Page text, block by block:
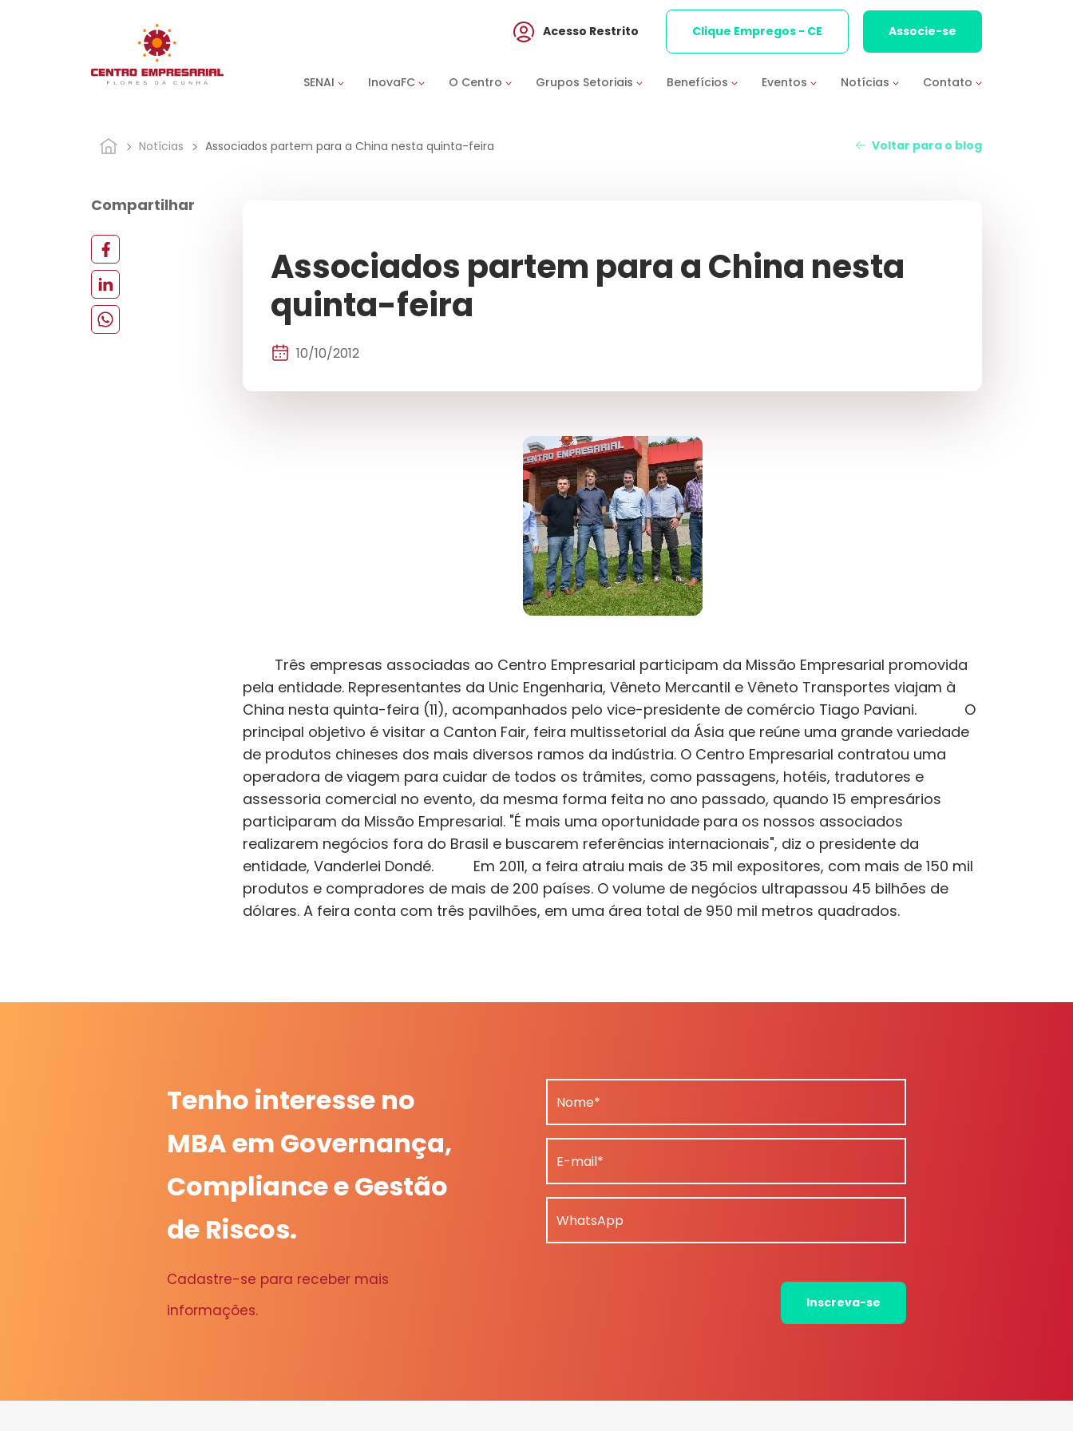
SENAI InovaFC O Centro Grupos Setoriais Benefícios Eventos Notícias Contato
Acesso Restrito Clique Empregos - CE Associe-se
Notícias Associados partem para a China nesta quinta-feira Voltar para o blog
Compartilhar
Associados partem para a China nesta
quinta-feira
10/10/2012
Três empresas associadas ao Centro Empresarial participam da Missão Empresarial promovida
pela entidade. Representantes da Unic Engenharia, Vêneto Mercantil e Vêneto Transportes viajam à
China nesta quinta-feira (11), acompanhados pelo vice-presidente de comércio Tiago Paviani. O
principal objetivo é visitar a Canton Fair, feira multissetorial da Ásia que reúne uma grande variedade
de produtos chineses dos mais diversos ramos da indústria. O Centro Empresarial contratou uma
operadora de viagem para cuidar de todos os trâmites, como passagens, hotéis, tradutores e
assessoria comercial no evento, da mesma forma feita no ano passado, quando 15 empresários
participaram da Missão Empresarial. "É mais uma oportunidade para os nossos associados
realizarem negócios fora do Brasil e buscarem referências internacionais", diz o presidente da
entidade, Vanderlei Dondé. Em 2011, a feira atraiu mais de 35 mil expositores, com mais de 150 mil
produtos e compradores de mais de 200 países. O volume de negócios ultrapassou 45 bilhões de
dólares. A feira conta com três pavilhões, em uma área total de 950 mil metros quadrados.
Tenho interesse no
MBA em Governança,
Compliance e Gestão
de Riscos.
Cadastre-se para receber mais
informações.
Nome*
E-mail*
WhatsApp
Inscreva-se